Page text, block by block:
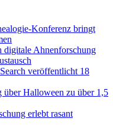
Konferenz bringt
digitale Ahnenforschung
veröffentlicht 18
Halloween zu über 1,5
erlebt rasant